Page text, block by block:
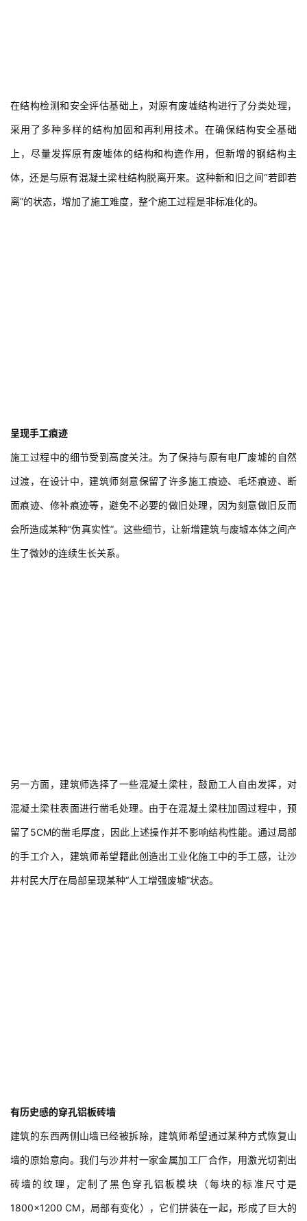
在结构检测和安全评估基础上，对原有废墟结构进行了分类处理，
采用了多种多样的结构加固和再利用技术。在确保结构安全基础
上，尽量发挥原有废墟体的结构和构造作用，但新增的钢结构主
体，还是与原有混凝土梁柱结构脱离开来。这种新和旧之间“若即若
离”的状态，增加了施工难度，整个施工过程是非标准化的。
呈现手工痕迹
施工过程中的细节受到高度关注。为了保持与原有电厂废墟的自然
过渡，在设计中，建筑师刻意保留了许多施工痕迹、毛坯痕迹、断
面痕迹、修补痕迹等，避免不必要的做旧处理，因为刻意做旧反而
会所造成某种“伪真实性”。这些细节，让新增建筑与废墟本体之间产
生了微妙的连续生长关系。
另一方面，建筑师选择了一些混凝土梁柱，鼓励工人自由发挥，对
混凝土梁柱表面进行凿毛处理。由于在混凝土梁柱加固过程中，预
留了5CM的凿毛厚度，因此上述操作并不影响结构性能。通过局部
的手工介入，建筑师希望籍此创造出工业化施工中的手工感，让沙
井村民大厅在局部呈现某种“人工增强废墟”状态。
有历史感的穿孔铝板砖墙
建筑的东西两侧山墙已经被拆除，建筑师希望通过某种方式恢复山
墙的原始意向。我们与沙井村一家金属加工厂合作，用激光切割出
砖墙的纹理，定制了黑色穿孔铝板模块（每块的标准尺寸是
1800×1200 CM，局部有变化），它们拼装在一起，形成了巨大的